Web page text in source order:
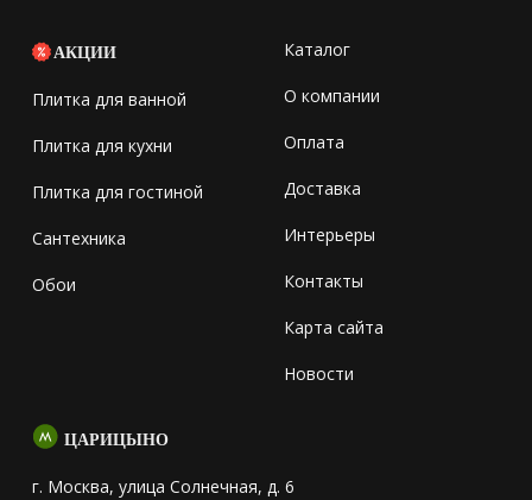
АКЦИИ
Плитка для ванной
Плитка для кухни
Плитка для гостиной
Сантехника
Обои
Каталог
О компании
Оплата
Доставка
Интерьеры
Контакты
Карта сайта
Новости
ЦАРИЦЫНО
г. Москва, улица Солнечная, д. 6